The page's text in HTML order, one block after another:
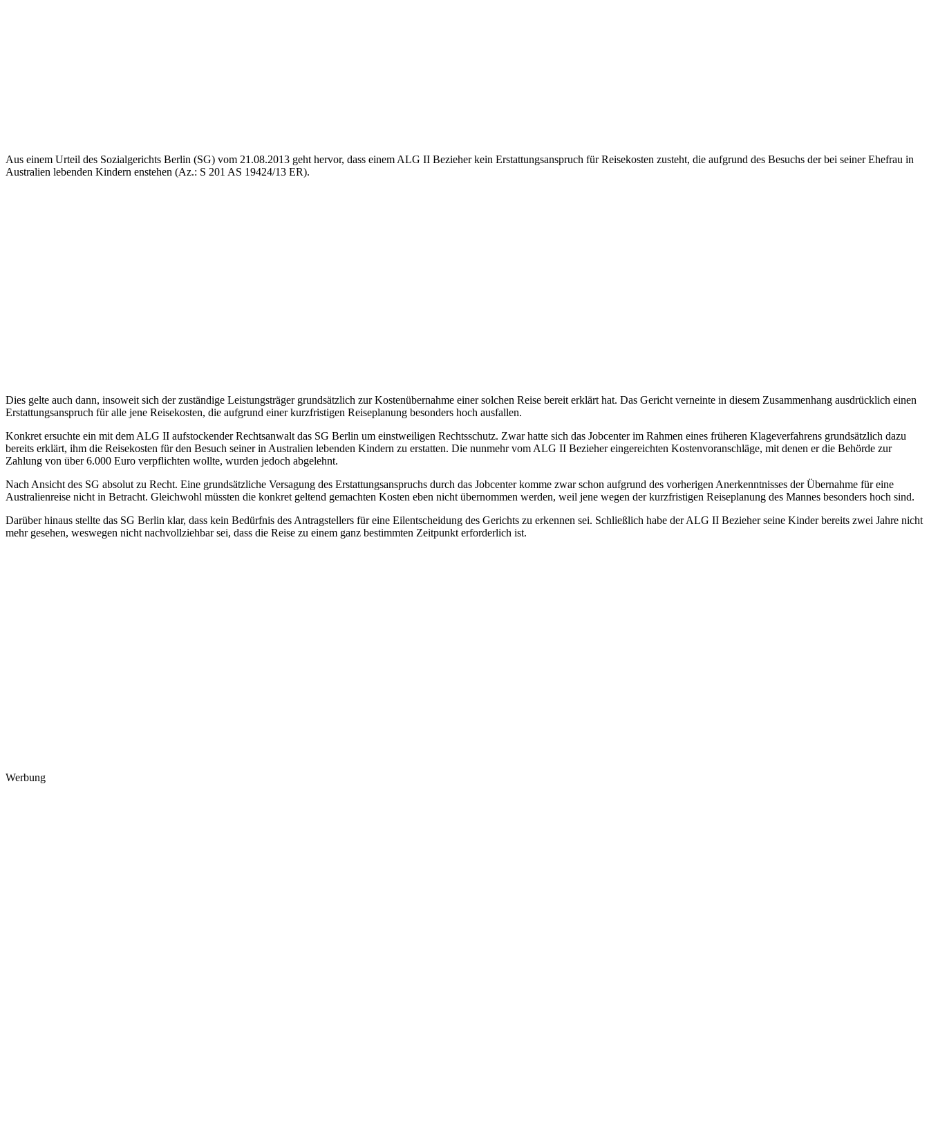
Aus einem Urteil des Sozialgerichts Berlin (SG) vom 21.08.2013 geht hervor, dass einem ALG II Bezieher kein Erstattungsanspruch für Reisekosten zusteht, die aufgrund des Besuchs der bei seiner Ehefrau in
Australien lebenden Kindern enstehen (Az.: S 201 AS 19424/13 ER).
Dies gelte auch dann, insoweit sich der zuständige Leistungsträger grundsätzlich zur Kostenübernahme einer solchen Reise bereit erklärt hat. Das Gericht verneinte in diesem Zusammenhang ausdrücklich einen
Erstattungsanspruch für alle jene Reisekosten, die aufgrund einer kurzfristigen Reiseplanung besonders hoch ausfallen.
Konkret ersuchte ein mit dem ALG II aufstockender Rechtsanwalt das SG Berlin um einstweiligen Rechtsschutz. Zwar hatte sich das Jobcenter im Rahmen eines früheren Klageverfahrens grundsätzlich dazu
bereits erklärt, ihm die Reisekosten für den Besuch seiner in Australien lebenden Kindern zu erstatten. Die nunmehr vom ALG II Bezieher eingereichten Kostenvoranschläge, mit denen er die Behörde zur
Zahlung von über 6.000 Euro verpflichten wollte, wurden jedoch abgelehnt.
Nach Ansicht des SG absolut zu Recht. Eine grundsätzliche Versagung des Erstattungsanspruchs durch das Jobcenter komme zwar schon aufgrund des vorherigen Anerkenntnisses der Übernahme für eine
Australienreise nicht in Betracht. Gleichwohl müssten die konkret geltend gemachten Kosten eben nicht übernommen werden, weil jene wegen der kurzfristigen Reiseplanung des Mannes besonders hoch sind.
Darüber hinaus stellte das SG Berlin klar, dass kein Bedürfnis des Antragstellers für eine Eilentscheidung des Gerichts zu erkennen sei. Schließlich habe der ALG II Bezieher seine Kinder bereits zwei Jahre nicht
mehr gesehen, weswegen nicht nachvollziehbar sei, dass die Reise zu einem ganz bestimmten Zeitpunkt erforderlich ist.
Werbung